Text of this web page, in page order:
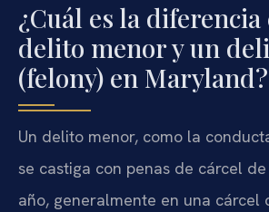
¿Cuál es la
delito menor y un
(felony) en Maryland?
Un delito menor, como la
se castiga con penas de cárcel
año, generalmente en una cárcel